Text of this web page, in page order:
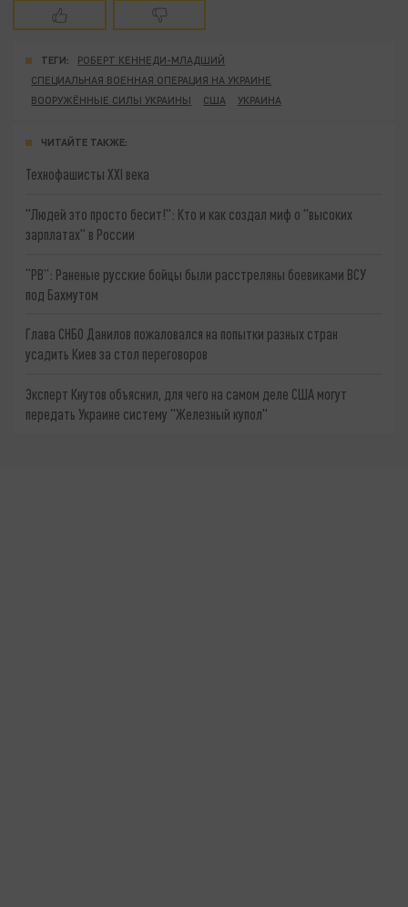
ТЕГИ:
РОБЕРТ КЕННЕДИ-МЛАДШИЙ
СПЕЦИАЛЬНАЯ ВОЕННАЯ ОПЕРАЦИЯ НА УКРАИНЕ
ВООРУЖЁННЫЕ СИЛЫ УКРАИНЫ
США УКРАИНА
ЧИТАЙТЕ ТАКЖЕ:
Технофашисты XXI века
"Людей это просто бесит!": Кто и как создал миф о "высоких
зарплатах" в России
“РВ”: Раненые русские бойцы были расстреляны боевиками ВСУ
под Бахмутом
Глава СНБО Данилов пожаловался на попытки разных стран
усадить Киев за стол переговоров
Эксперт Кнутов объяснил, для чего на самом деле США могут
передать Украине систему "Железный купол"